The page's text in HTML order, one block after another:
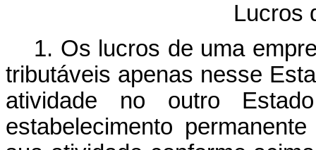
Lucros
1. Os lucros de uma
tributáveis apenas nesse
atividade no outro
estabelecimento